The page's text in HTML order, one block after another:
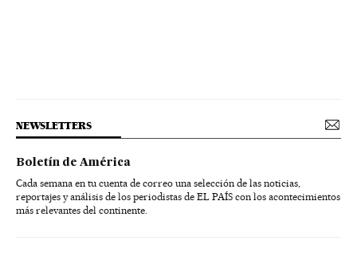
NEWSLETTERS
Boletín de América
Cada semana en tu cuenta de correo una selección de las noticias,
reportajes y análisis de los periodistas de EL PAÍS con los acontecimientos
más relevantes del continente.